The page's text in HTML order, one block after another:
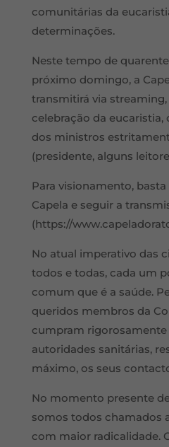
comunitárias da
determinações.
Neste tempo de
próximo domingo, a
transmitirá via streaming,
celebração da
dos ministros
(presidente, alguns
Para visionamento,
Capela e seguir a
(https://
No atual imperativo das
todos e todas, cada um
comum que é a saúde.
queridos membros da
cumpram rigorosamente
autoridades sanitárias,
máximo, os seus
No momento presente
somos todos chamados
com maior radicalidade.